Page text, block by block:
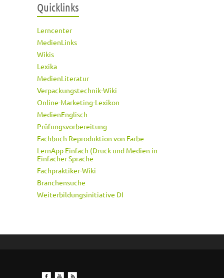
Quicklinks
Lerncenter
MedienLinks
Wikis
Lexika
MedienLiteratur
Verpackungstechnik-Wiki
Online-Marketing-Lexikon
MedienEnglisch
Prüfungsvorbereitung
Fachbuch Reproduktion von Farbe
LernApp Einfach (Druck und Medien in
Einfacher Sprache
Fachpraktiker-Wiki
Branchensuche
Weiterbildungsinitiative DI